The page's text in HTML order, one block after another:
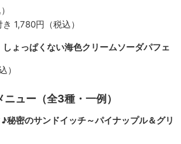
1,780円（税込）
ょっぱくない海色クリームソーダパフェ
）
ュー（全3種・一例）
秘密のサンドイッチ～パイナップル＆グリ